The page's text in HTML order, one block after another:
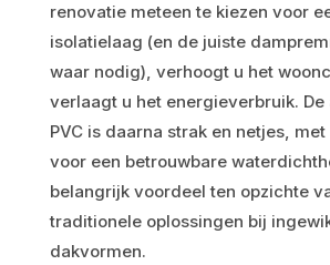
renovatie meteen te kiezen voor
isolatielaag (en de juiste
waar nodig), verhoogt u het
verlaagt u het energieverbruik.
PVC is daarna strak en netjes,
voor een betrouwbare
belangrijk voordeel ten opzichte
traditionele oplossingen bij
dakvormen.